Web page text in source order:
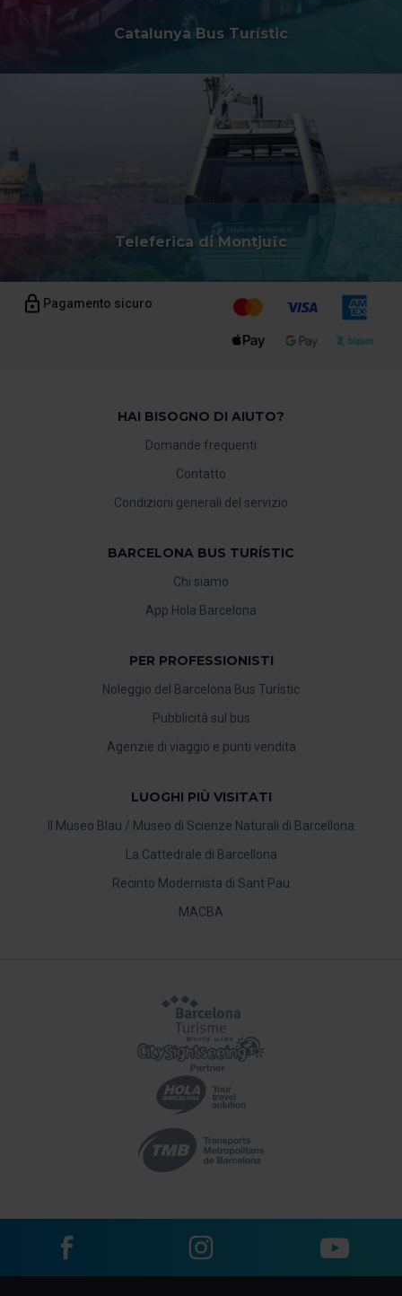
Catalunya Bus Turístic
Teleferica di Montjuïc
Pagamento sicuro
HAI BISOGNO DI AIUTO?
Domande frequenti
Contatto
Condizioni generali del servizio
BARCELONA BUS TURÍSTIC
Chi siamo
App Hola Barcelona
PER PROFESSIONISTI
Noleggio del Barcelona Bus Turístic
Pubblicità sul bus
Agenzie di viaggio e punti vendita
LUOGHI PIÙ VISITATI
Il Museo Blau / Museo di Scienze Naturali di Barcellona
La Cattedrale di Barcellona
Recinto Modernista di Sant Pau
MACBA